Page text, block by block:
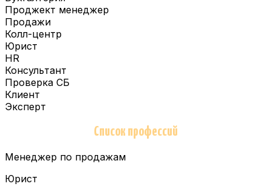
Проджект менеджер
Продажи
Колл-центр
Юрист
HR
Консультант
Проверка СБ
Клиент
Эксперт
Список профессий
Менеджер по продажам
Юрист